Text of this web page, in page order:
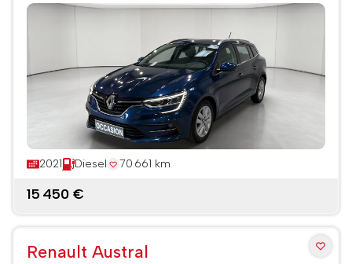
2021 Diesel 70 661 km
15 450 €
Renault Austral